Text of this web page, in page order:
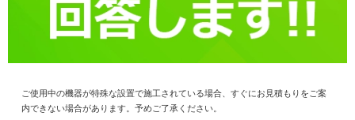
ご使用中の機器が特殊な設置で施工されている場合、すぐにお見積もりをご案
内できない場合があります。予めご了承ください。